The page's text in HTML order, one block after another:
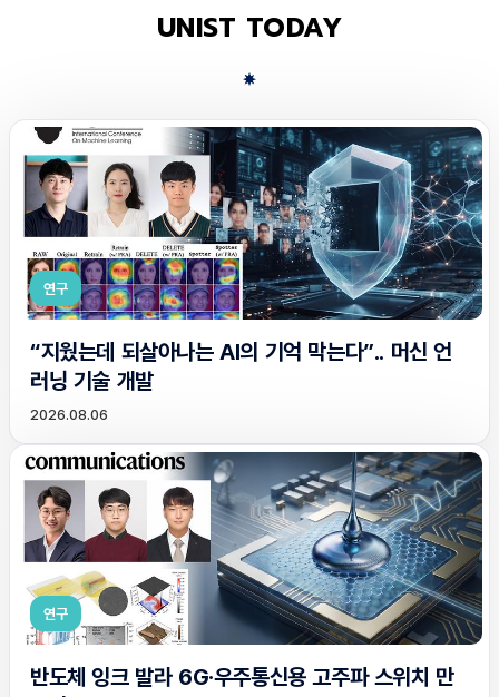
UNIST TODAY
연구
“지웠는데 되살아나는 AI의 기억 막는다”.. 머신 언
러닝 기술 개발
2026.08.06
연구
반도체 잉크 발라 6G·우주통신용 고주파 스위치 만